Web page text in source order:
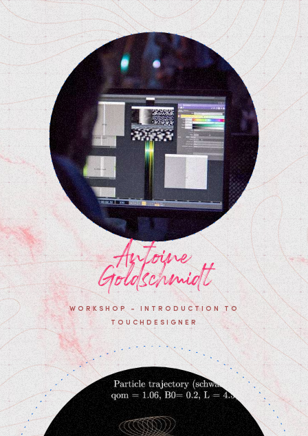
Antoine
Goldschmidt
WORKSHOP - INTRODUCTION TO
TOUCHDESIGNER